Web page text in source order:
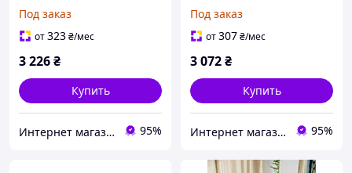
Под заказ
от323₴/мес
3 226₴
Купить
Интернет магазин - Маркет 95%
Под заказ
от307₴/мес
3 072₴
Купить
Интернет магазин - Маркет 95%